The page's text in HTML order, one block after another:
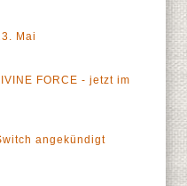
Mai
FORCE - jetzt im
angekündigt